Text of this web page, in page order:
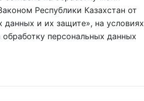
Республики Казахстан от
и их защите», на условиях
персональных данных